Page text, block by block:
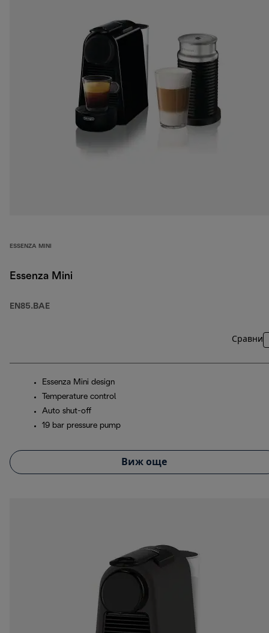
ESSENZA MINI
Essenza Mini
EN85.BAE
Сравни
Essenza Mini design
Temperature control
Auto shut-off
19 bar pressure pump
Виж още